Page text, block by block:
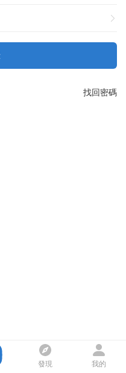
找回密碼
發現 我的